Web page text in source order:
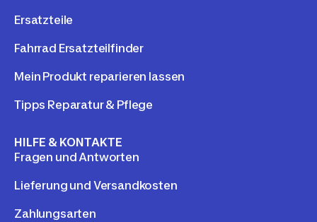
Ersatzteile
Fahrrad Ersatzteilfinder
Mein Produkt reparieren lassen
Tipps Reparatur & Pflege
HILFE & KONTAKTE
Fragen und Antworten
Lieferung und Versandkosten
Zahlungsarten